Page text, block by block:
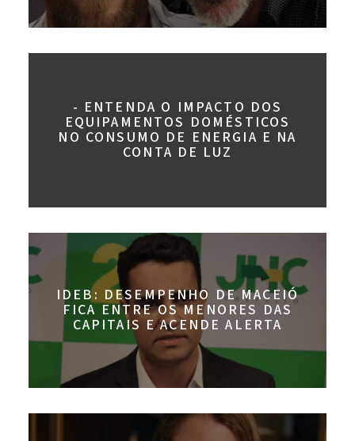
- ENTENDA O IMPACTO DOS
EQUIPAMENTOS DOMÉSTICOS
NO CONSUMO DE ENERGIA E NA
CONTA DE LUZ
IDEB: DESEMPENHO DE MACEIÓ
FICA ENTRE OS MENORES DAS
CAPITAIS E ACENDE ALERTA